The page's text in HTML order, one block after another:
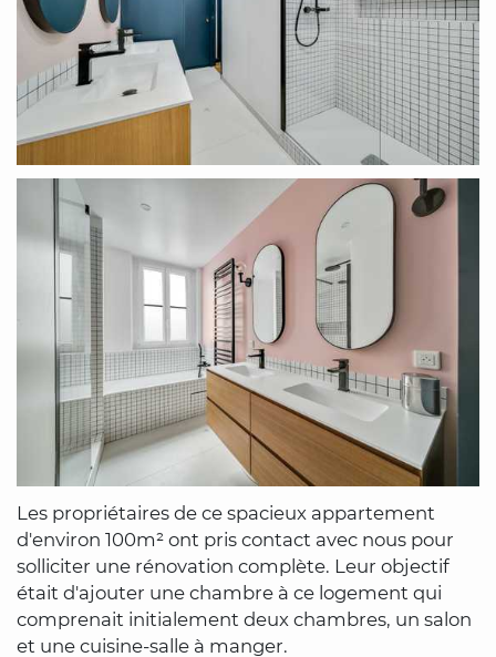
Les propriétaires de ce spacieux appartement
d'environ 100m² ont pris contact avec nous pour
solliciter une rénovation complète. Leur objectif
était d'ajouter une chambre à ce logement qui
comprenait initialement deux chambres, un salon
et une cuisine-salle à manger.